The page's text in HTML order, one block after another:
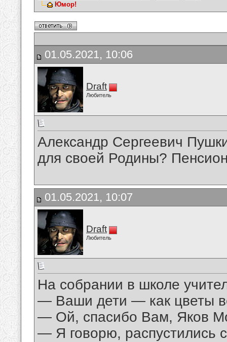
Юмор!
01.05.2021, 10:06
Draft
Любитель
Александр Сергеевич
для своей Родины?
01.05.2021, 10:07
Draft
Любитель
На собрании в школе
— Ваши дети — как цветы
— Ой, спасибо Вам, Яков
— Я говорю, распустились